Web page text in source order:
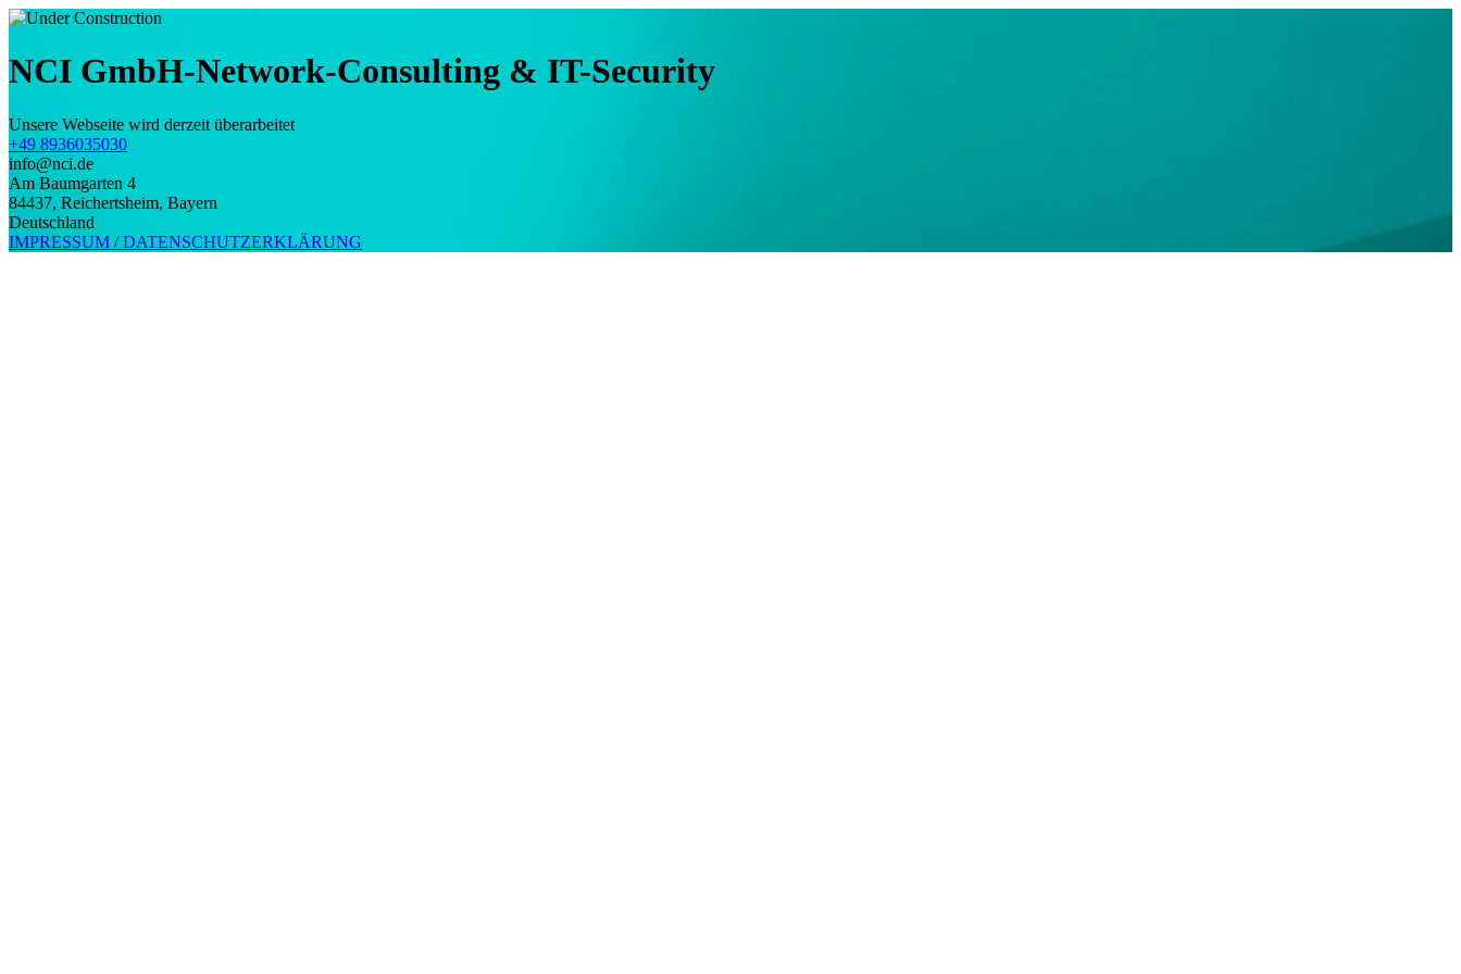
NCI GmbH-Network-Consulting & IT-Security
Unsere Webseite wird derzeit überarbeitet
+49 8936035030
info@nci.de
Am Baumgarten 4
84437, Reichertsheim, Bayern
Deutschland
IMPRESSUM / DATENSCHUTZERKLÄRUNG